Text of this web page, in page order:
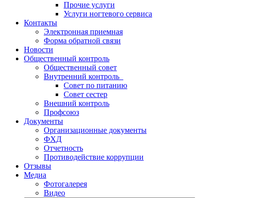
Прочие услуги
Услуги ногтевого сервиса
Контакты
Электронная приемная
Форма обратной связи
Новости
Общественный контроль
Общественный совет
Внутренний контроль
Совет по питанию
Совет сестер
Внешний контроль
Профсоюз
Документы
Организационные документы
ФХД
Отчетность
Противодействие коррупции
Отзывы
Медиа
Фотогалерея
Видео